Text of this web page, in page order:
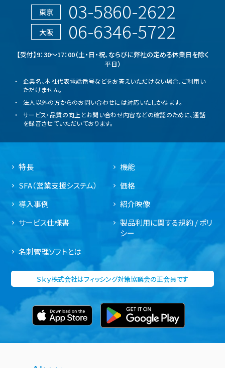
東京 03-5860-2622
大阪 06-6346-5722
【受付】9：30～17：00（土・日・祝、ならびに弊社の定める休業日を除く
平日）
企業名、本社代表電話番号などをお答えいただけない場合、ご利用い
ただけません。
法人以外の方からのお問い合わせには対応いたしかねます。
サービス・品質の向上とお問い合わせ内容などの確認のために、通話
を録音させていただいております。
特長
機能
SFA（営業支援システム）
価格
導入事例
紹介映像
サービス仕様書
製品利用に関する規約 / ポリ
シー
名刺管理ソフトとは
Ｓｋｙ株式会社はフィッシング対策協議会の正会員です